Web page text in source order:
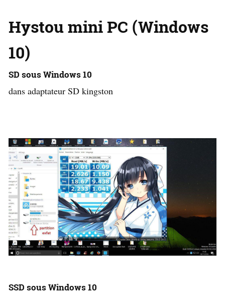
Hystou mini PC (Windows
10)
SD sous Windows 10
dans adaptateur SD kingston
SSD sous Windows 10